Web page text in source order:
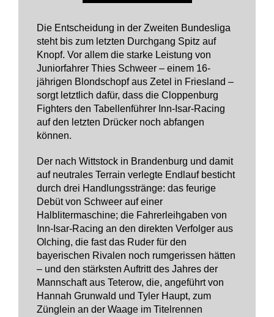
Die Entscheidung in der Zweiten Bundesliga
steht bis zum letzten Durchgang Spitz auf
Knopf. Vor allem die starke Leistung von
Juniorfahrer Thies Schweer – einem 16-
jährigen Blondschopf aus Zetel in Friesland –
sorgt letztlich dafür, dass die Cloppenburg
Fighters den Tabellenführer Inn-Isar-Racing
auf den letzten Drücker noch abfangen
können.
Der nach Wittstock in Brandenburg und damit
auf neutrales Terrain verlegte Endlauf besticht
durch drei Handlungsstränge: das feurige
Debüt von Schweer auf einer
Halblitermaschine; die Fahrerleihgaben von
Inn-Isar-Racing an den direkten Verfolger aus
Olching, die fast das Ruder für den
bayerischen Rivalen noch rumgerissen hätten
– und den stärksten Auftritt des Jahres der
Mannschaft aus Teterow, die, angeführt von
Hannah Grunwald und Tyler Haupt, zum
Zünglein an der Waage im Titelrennen